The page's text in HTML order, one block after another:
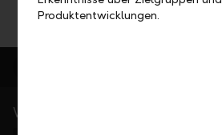
Wichtige Links
Produktentwicklungen.